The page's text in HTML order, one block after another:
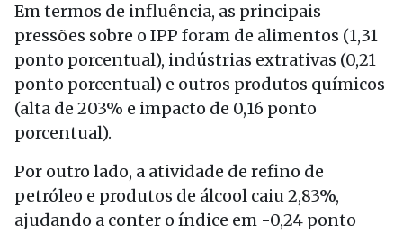
Em termos de influência, as principais
pressões sobre o IPP foram de alimentos (1,31
ponto porcentual), indústrias extrativas (0,21
ponto porcentual) e outros produtos químicos
(alta de 203% e impacto de 0,16 ponto
porcentual).
Por outro lado, a atividade de refino de
petróleo e produtos de álcool caiu 2,83%,
ajudando a conter o índice em -0,24 ponto